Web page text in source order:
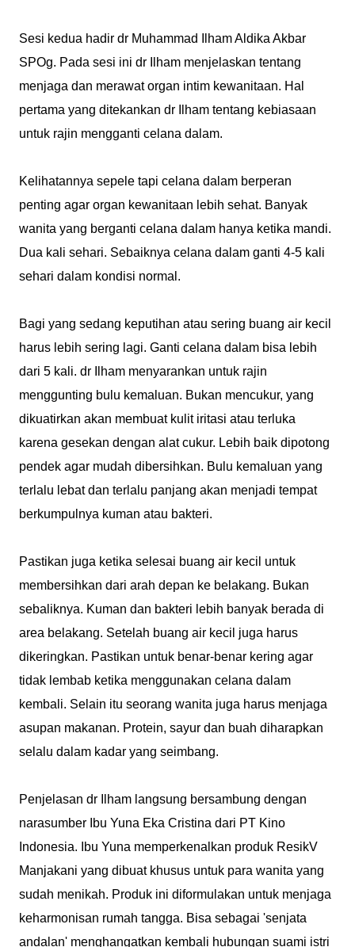
Sesi kedua hadir dr Muhammad Ilham Aldika Akbar
SPOg. Pada sesi ini dr Ilham menjelaskan tentang
menjaga dan merawat organ intim kewanitaan. Hal
pertama yang ditekankan dr Ilham tentang kebiasaan
untuk rajin mengganti celana dalam.
Kelihatannya sepele tapi celana dalam berperan
penting agar organ kewanitaan lebih sehat. Banyak
wanita yang berganti celana dalam hanya ketika mandi.
Dua kali sehari. Sebaiknya celana dalam ganti 4-5 kali
sehari dalam kondisi normal.
Bagi yang sedang keputihan atau sering buang air kecil
harus lebih sering lagi. Ganti celana dalam bisa lebih
dari 5 kali. dr Ilham menyarankan untuk rajin
menggunting bulu kemaluan. Bukan mencukur, yang
dikuatirkan akan membuat kulit iritasi atau terluka
karena gesekan dengan alat cukur. Lebih baik dipotong
pendek agar mudah dibersihkan. Bulu kemaluan yang
terlalu lebat dan terlalu panjang akan menjadi tempat
berkumpulnya kuman atau bakteri.
Pastikan juga ketika selesai buang air kecil untuk
membersihkan dari arah depan ke belakang. Bukan
sebaliknya. Kuman dan bakteri lebih banyak berada di
area belakang. Setelah buang air kecil juga harus
dikeringkan. Pastikan untuk benar-benar kering agar
tidak lembab ketika menggunakan celana dalam
kembali. Selain itu seorang wanita juga harus menjaga
asupan makanan. Protein, sayur dan buah diharapkan
selalu dalam kadar yang seimbang.
Penjelasan dr Ilham langsung bersambung dengan
narasumber Ibu Yuna Eka Cristina dari PT Kino
Indonesia. Ibu Yuna memperkenalkan produk ResikV
Manjakani yang dibuat khusus untuk para wanita yang
sudah menikah. Produk ini diformulakan untuk menjaga
keharmonisan rumah tangga. Bisa sebagai 'senjata
andalan' menghangatkan kembali hubungan suami istri